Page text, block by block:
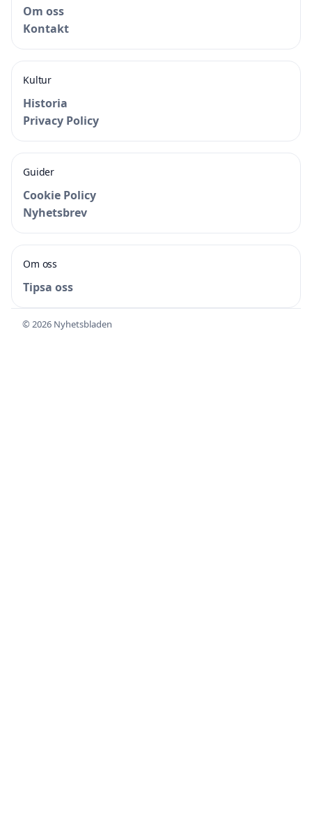
Om oss
Kontakt
Kultur
Historia
Privacy Policy
Guider
Cookie Policy
Nyhetsbrev
Om oss
Tipsa oss
© 2026 Nyhetsbladen